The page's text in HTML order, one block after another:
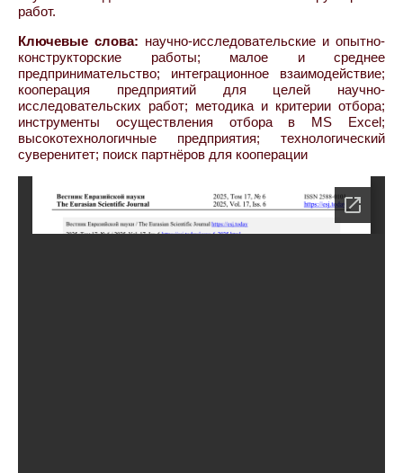
работ.
Ключевые слова: научно-исследовательские и опытно-
конструкторские работы; малое и среднее
предпринимательство; интеграционное взаимодействие;
кооперация предприятий для целей научно-
исследовательских работ; методика и критерии отбора;
инструменты осуществления отбора в MS Excel;
высокотехнологичные предприятия; технологический
суверенитет; поиск партнёров для кооперации